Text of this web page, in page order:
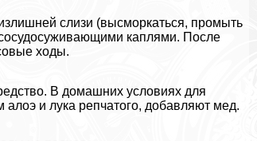
слизи (высморкаться, промыть
каплями. После
ходы.
В домашних условиях для
и лука репчатого, добавляют мед.